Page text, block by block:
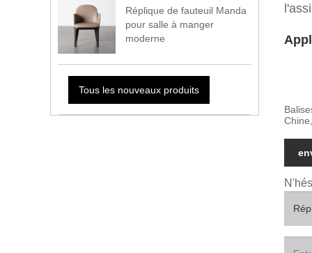
Réplique de fauteuil Manda
pour salle à manger
moderne
Tous les nouveaux produits